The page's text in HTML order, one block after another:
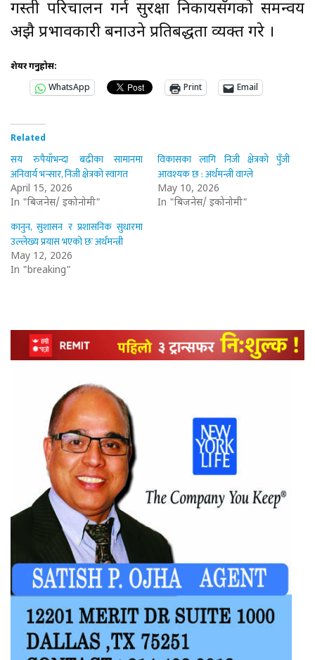
गस्ती परिचालन गर्न सुरक्षा निकायसँगको समन्वय
अझै प्रभावकारी बनाउने प्रतिबद्धता व्यक्त गरे ।
शेयर गर्नुहोस:
WhatsApp
Print Email
Related
सय रुपैयाँभन्दा बढीका सामानमा
अनिवार्य भन्सार, निजी क्षेत्रको स्वागत
April 15, 2026
In "बिजनेस/ इकोनोमी"
विकासका लागि निजी क्षेत्रको पुँजी
आवश्यक छ : अर्थमन्त्री वाग्ले
May 10, 2026
In "बिजनेस/ इकोनोमी"
कानुन, सुशासन र प्रशासनिक सुधारमा
उल्लेख्य प्रयास भएको छः अर्थमन्त्री
May 12, 2026
In "breaking"